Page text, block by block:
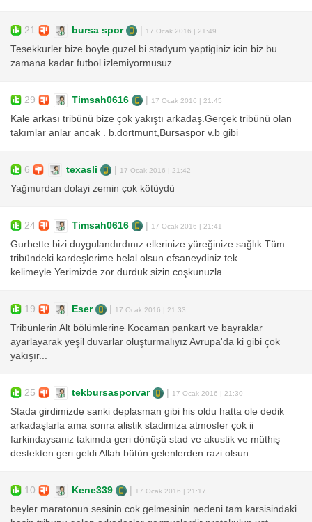
21 bursa spor 17 Ocak 2016 | 21:49
Tesekkurler bize boyle guzel bi stadyum yaptiginiz icin biz bu
zamana kadar futbol izlemiyormusuz
29 Timsah0616 17 Ocak 2016 | 21:45
Kale arkası tribünü bize çok yakıştı arkadaş.Gerçek tribünü olan
takımlar anlar ancak . b.dortmunt,Bursaspor v.b gibi
6 texasli 17 Ocak 2016 | 21:42
Yağmurdan dolayi zemin çok kötüydü
24 Timsah0616 17 Ocak 2016 | 21:41
Gurbette bizi duygulandırdınız.ellerinize yüreğinize sağlık.Tüm
tribündeki kardeşlerime helal olsun efsaneydiniz tek
kelimeyle.Yerimizde zor durduk sizin coşkunuzla.
19 Eser 17 Ocak 2016 | 21:33
Tribünlerin Alt bölümlerine Kocaman pankart ve bayraklar
ayarlayarak yeşil duvarlar oluşturmalıyız Avrupa'da ki gibi çok
yakışır...
25 tekbursasporvar 17 Ocak 2016 | 21:30
Stada girdimizde sanki deplasman gibi his oldu hatta ole dedik
arkadaşlarla ama sonra alistik stadimiza atmosfer çok ii
farkindaysaniz takimda geri dönüşü stad ve akustik ve müthiş
destekten geri geldi Allah bütün gelenlerden razi olsun
10 Kene339 17 Ocak 2016 | 21:17
beyler maratonun sesinin cok gelmesinin nedeni tam karsisindaki